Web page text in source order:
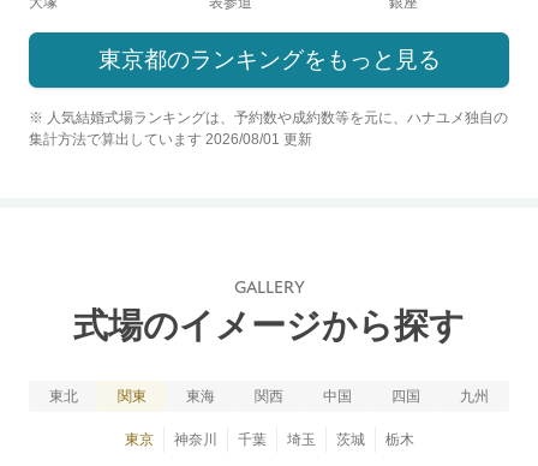
東京都のランキングをもっと見る
※ 人気結婚式場ランキングは、予約数や成約数等を元に、ハナユメ独自の
集計方法で算出しています 2026/08/01 更新
GALLERY
式場のイメージから探す
東北 関東 東海 関西 中国 四国 九州
東京 神奈川 千葉 埼玉 茨城 栃木